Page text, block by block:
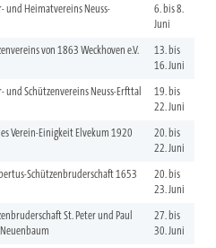
und Heimatvereins Neuss-
6. bis 8.
Juni
von 1863 Weckhoven e.V.
13. bis
16. Juni
und Schützenvereins Neuss-Erfttal
19. bis
22. Juni
Verein-Einigkeit Elvekum 1920
20. bis
22. Juni
Schützenbruderschaft 1653
20. bis
23. Juni
St. Peter und Paul
27. bis
30. Juni